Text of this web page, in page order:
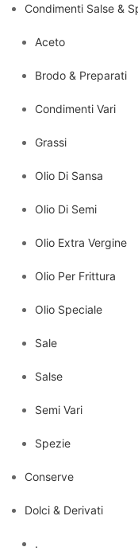
Condimenti Salse &
Aceto
Brodo & Preparati
Condimenti Vari
Grassi
Olio Di Sansa
Olio Di Semi
Olio Extra Vergine
Olio Per Frittura
Olio Speciale
Sale
Salse
Semi Vari
Spezie
Conserve
Dolci & Derivati
.